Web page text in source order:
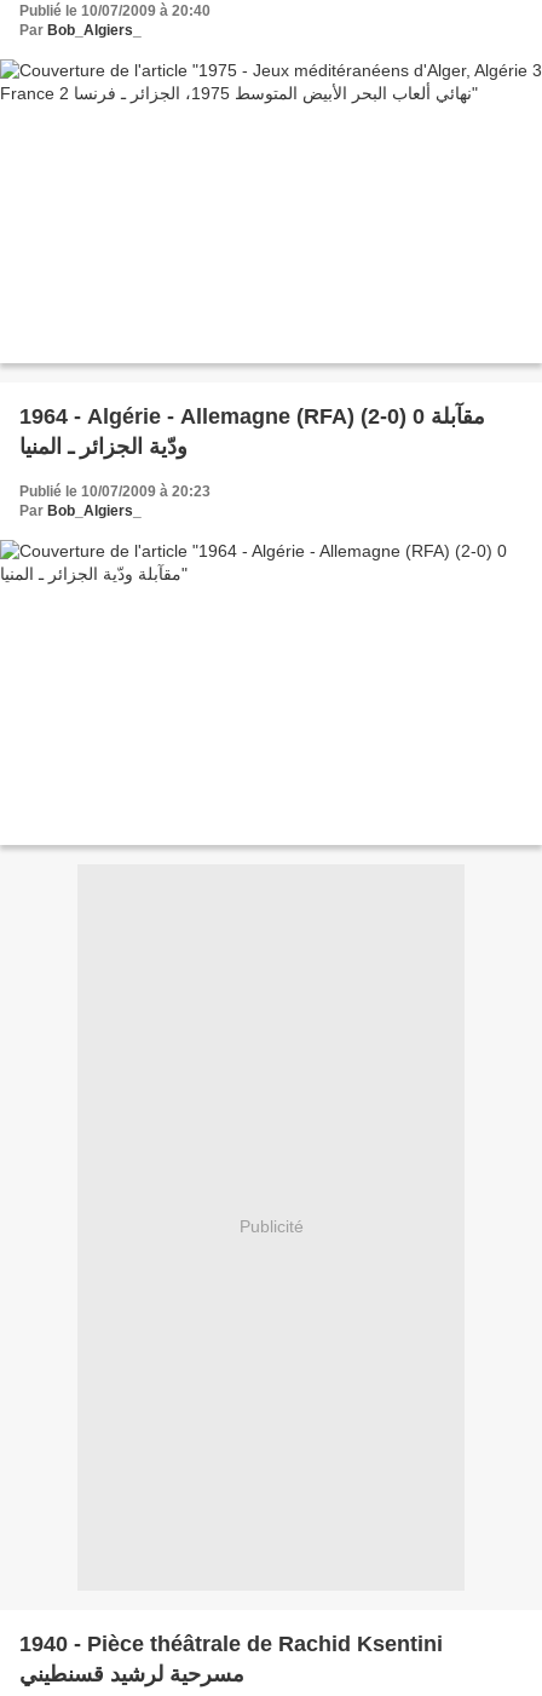
Publié le 10/07/2009 à 20:40
Par Bob_Algiers_
1964 - Algérie - Allemagne (RFA) (2-0) 0 مقآبلة
ودّية الجزائر ـ المنيا
Publié le 10/07/2009 à 20:23
Par Bob_Algiers_
Publicité
1940 - Pièce théâtrale de Rachid Ksentini
مسرحية لرشيد قسنطيني